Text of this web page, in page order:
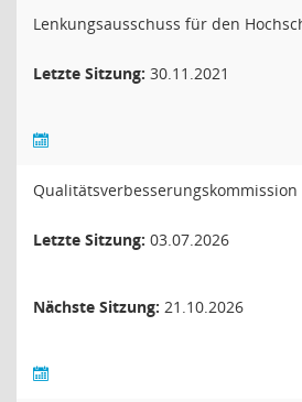
Lenkungsausschuss für den
Letzte Sitzung: 30.11.2021
Qualitätsverbesserungskommission
Letzte Sitzung: 03.07.2026
Nächste Sitzung: 21.10.2026